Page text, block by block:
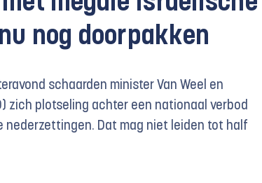
nog doorpakken
schaarden minister Van Weel en
zich plotseling achter een nationaal verbod
nederzettingen. Dat mag niet leiden tot half